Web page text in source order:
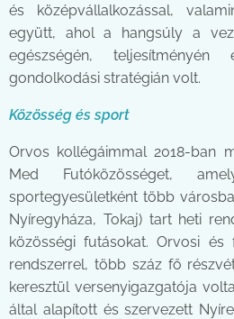
és középvállalkozással,
együtt, ahol a hangsúly a
egészségén,
gondolkodási stratégián volt.
Közösség és sport
Orvos kollégáimmal 2018-ban
Med Futóközösséget,
sportegyesületként több
Nyíregyháza, Tokaj) tart heti
közösségi futásokat. Orvosi és
rendszerrel, több száz fő
keresztül versenyigazgatója
által alapított és szervezett